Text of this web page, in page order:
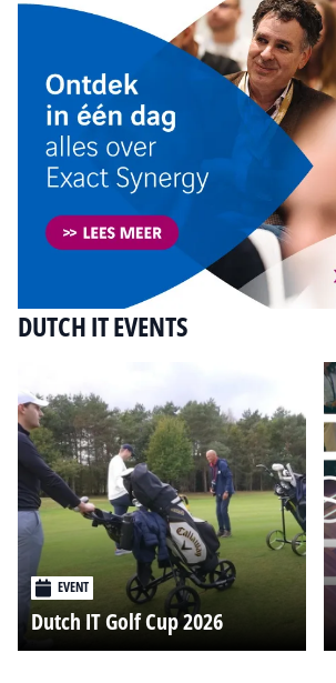
DUTCH IT EVENTS
EVENT
Dutch IT Golf Cup 2026